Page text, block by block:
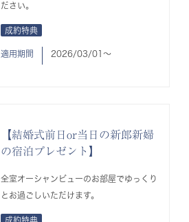
ださい。
成約特典
適用期間 2026/03/01〜
【結婚式前日or当日の新郎新婦
の宿泊プレゼント】
全室オーシャンビューのお部屋でゆっくり
とお過ごしいただけます。
成約特典